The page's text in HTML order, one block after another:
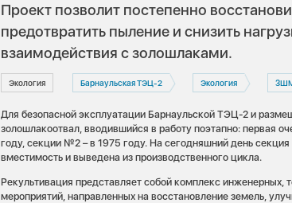
Проект позволит постепенно
предотвратить пыление и снизить
взаимодействия с золошлаками.
Экология Барнаульская ТЭЦ-2 Экология
Для безопасной эксплуатации Барнаульской ТЭЦ-2 и
золошлакоотвал, вводившийся в работу поэтапно: первая
году, секции №2 – в 1975 году. На сегодняшний день
вместимость и выведена из производственного цикла.
Рекультивация представляет собой комплекс инженерных,
мероприятий, направленных на восстановление земель,